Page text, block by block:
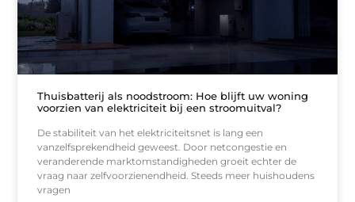
Thuisbatterij als noodstroom: Hoe blijft uw woning
voorzien van elektriciteit bij een stroomuitval?
De stabiliteit van het elektriciteitsnet is lang een
vanzelfsprekendheid geweest. Door netcongestie en
veranderende marktomstandigheden groeit echter de
vraag naar zelfvoorzienendheid. Steeds meer huishoudens
vragen